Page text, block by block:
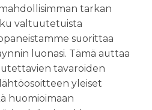
tarkan
valtuutetuista
suorittaa
luonasi. Tämä auttaa
tavaroiden
yleiset
huomioimaan